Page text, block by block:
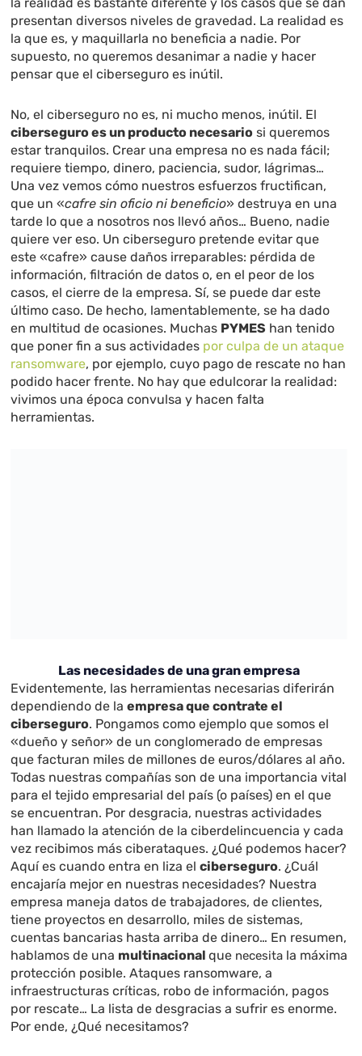
presentan diversos niveles de gravedad. La realidad es
la que es, y maquillarla no beneficia a nadie. Por
supuesto, no queremos desanimar a nadie y hacer
pensar que el ciberseguro es inútil.
No, el ciberseguro no es, ni mucho menos, inútil. El
ciberseguro es un producto necesario si queremos
estar tranquilos. Crear una empresa no es nada fácil;
requiere tiempo, dinero, paciencia, sudor, lágrimas…
Una vez vemos cómo nuestros esfuerzos fructifican,
que un «cafre sin oficio ni beneficio» destruya en una
tarde lo que a nosotros nos llevó años… Bueno, nadie
quiere ver eso. Un ciberseguro pretende evitar que
este «cafre» cause daños irreparables: pérdida de
información, filtración de datos o, en el peor de los
casos, el cierre de la empresa. Sí, se puede dar este
último caso. De hecho, lamentablemente, se ha dado
en multitud de ocasiones. Muchas PYMES han tenido
que poner fin a sus actividades por culpa de un ataque
ransomware, por ejemplo, cuyo pago de rescate no han
podido hacer frente. No hay que edulcorar la realidad:
vivimos una época convulsa y hacen falta
herramientas.
Las necesidades de una gran empresa
Evidentemente, las herramientas necesarias diferirán
dependiendo de laempresa que contrate el
ciberseguro. Pongamos como ejemplo que somos el
«dueño y señor» de un conglomerado de empresas
que facturan miles de millones de euros/dólares al año.
Todas nuestras compañías son de una importancia vital
para el tejido empresarial del país (o países) en el que
se encuentran. Por desgracia, nuestras actividades
han llamado la atención de la ciberdelincuencia y cada
vez recibimos más ciberataques. ¿Qué podemos hacer?
Aquí es cuando entra en liza elciberseguro. ¿Cuál
encajaría mejor en nuestras necesidades? Nuestra
empresa maneja datos de trabajadores, de clientes,
tiene proyectos en desarrollo, miles de sistemas,
cuentas bancarias hasta arriba de dinero… En resumen,
hablamos de una multinacionalque necesita la máxima
protección posible. Ataques ransomware, a
infraestructuras críticas, robo de información, pagos
por rescate… La lista de desgracias a sufrir es enorme.
Por ende, ¿Qué necesitamos?